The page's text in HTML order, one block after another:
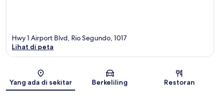
Peta
Hwy 1 Airport Blvd, Rio Segundo, 1017
Lihat di peta
Yang ada di sekitar Berkeliling Restoran